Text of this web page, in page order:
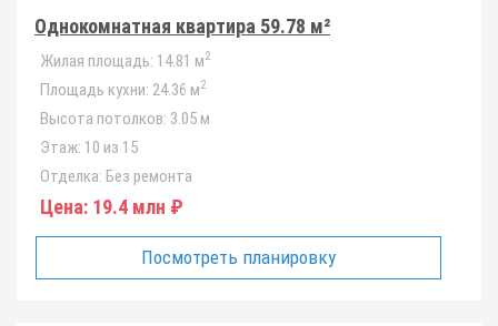
Однокомнатная квартира 59.78 м²
Жилая площадь: 14.81 м2
Площадь кухни: 24.36 м2
Высота потолков: 3.05 м
Этаж: 10 из 15
Отделка: Без ремонта
Цена: 19.4 млн ₽
Посмотреть планировку